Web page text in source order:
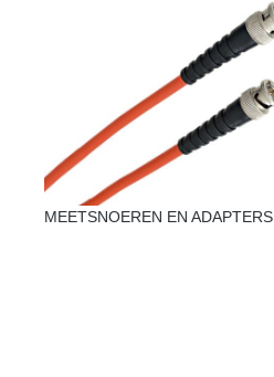
MEETSNOEREN EN ADAPTERS